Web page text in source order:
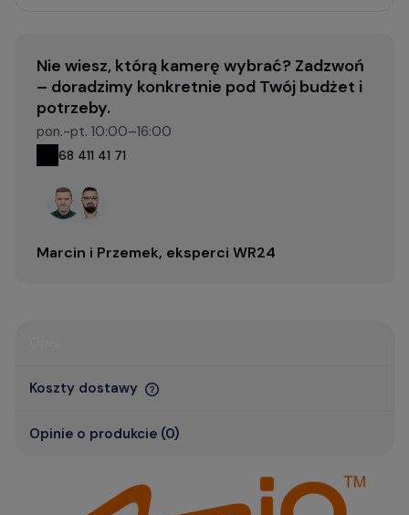
Nie wiesz, którą kamerę wybrać? Zadzwoń
– doradzimy konkretnie pod Twój budżet i
potrzeby.
pon.-pt. 10:00–16:00
68 411 41 71
Marcin i Przemek, eksperci WR24
Koszty dostawy
Opinie o produkcie (0)